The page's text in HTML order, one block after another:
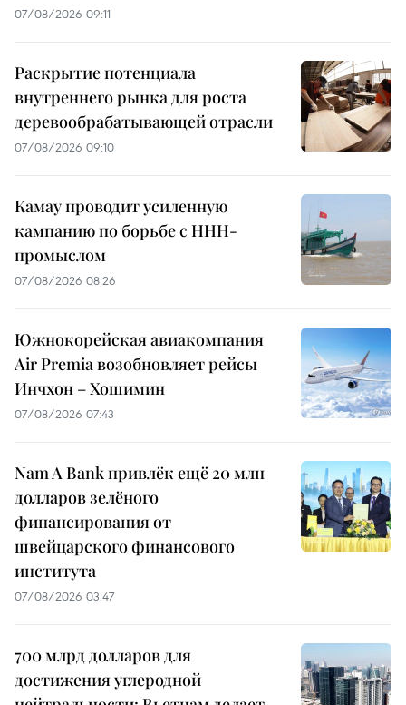
07/08/2026 09:11
Раскрытие потенциала
внутреннего рынка для роста
деревообрабатывающей отрасли
07/08/2026 09:10
Камау проводит усиленную
кампанию по борьбе с ННН-
промыслом
07/08/2026 08:26
Южнокорейская авиакомпания
Air Premia возобновляет рейсы
Инчхон – Хошимин
07/08/2026 07:43
Nam A Bank привлёк ещё 20 млн
долларов зелёного
финансирования от
швейцарского финансового
института
07/08/2026 03:47
700 млрд долларов для
достижения углеродной